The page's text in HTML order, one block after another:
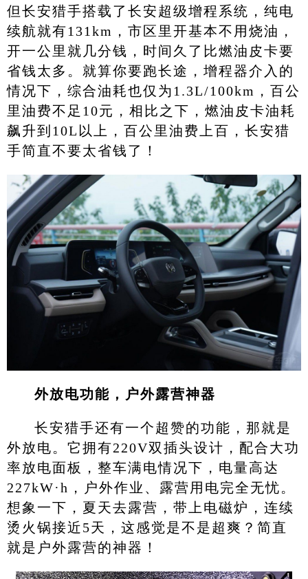
但长安猎手搭载了长安超级增程系统，纯电
续航就有131km，市区里开基本不用烧油，
开一公里就几分钱，时间久了比燃油皮卡要
省钱太多。就算你要跑长途，增程器介入的
情况下，综合油耗也仅为1.3L/100km，百公
里油费不足10元，相比之下，燃油皮卡油耗
飙升到10L以上，百公里油费上百，长安猎
手简直不要太省钱了！
外放电功能，户外露营神器
长安猎手还有一个超赞的功能，那就是
外放电。它拥有220V双插头设计，配合大功
率放电面板，整车满电情况下，电量高达
227kW·h，户外作业、露营用电完全无忧。
想象一下，夏天去露营，带上电磁炉，连续
烫火锅接近5天，这感觉是不是超爽？简直
就是户外露营的神器！